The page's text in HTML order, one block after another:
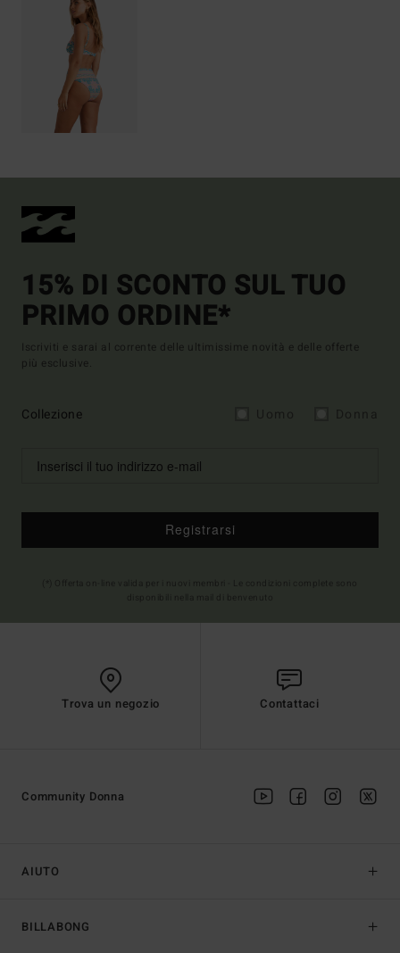
15% DI SCONTO SUL TUO
PRIMO ORDINE*
Iscriviti e sarai al corrente delle ultimissime novità e delle offerte
più esclusive.
Collezione
Registrarsi
Trova un negozio Contattaci
AIUTO
BILLABONG
Community Donna